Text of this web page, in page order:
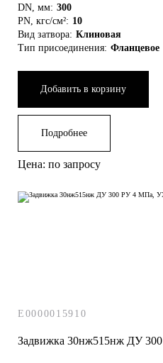
DN, мм: 300
PN, кгс/см²: 10
Вид затвора: Клиновая
Тип присоединения: Фланцевое
Добавить в корзину
Подробнее
Цена: по запросу
E0000015910
Задвижка 30нж515нж ДУ